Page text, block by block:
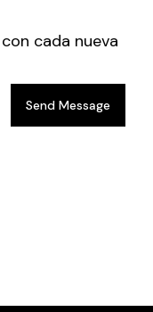
cada nueva
Send Message